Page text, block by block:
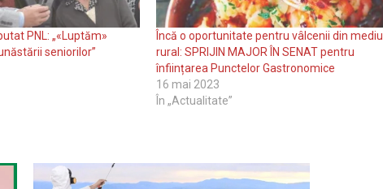
PNL: „«Luptăm»
seniorilor”
Încă o oportunitate pentru vâlcenii din mediul
rural: SPRIJIN MAJOR ÎN SENAT pentru
înființarea Punctelor Gastronomice
16 mai 2023
În „Actualitate”